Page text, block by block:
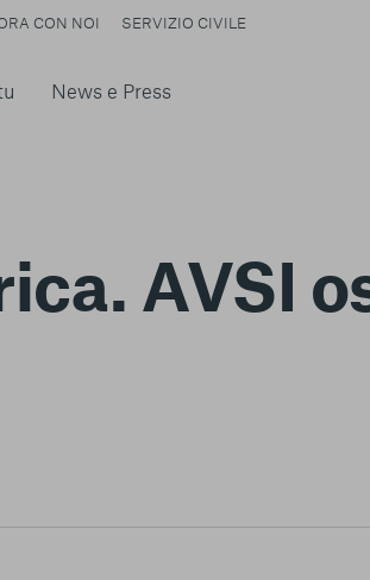
News e Press
CON NOI SERVIZIO CIVILE
AVSI